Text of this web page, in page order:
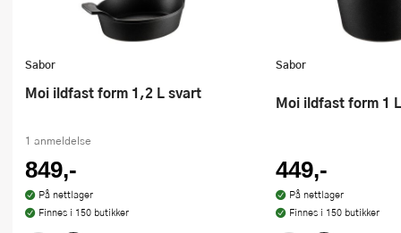
Sabor
Moi ildfast form 1,2 L svart
1 anmeldelse
849,-
På nettlager
Finnes i 150 butikker
Sabor
Moi ildfast form 1
449,-
På nettlager
Finnes i 150 butikker